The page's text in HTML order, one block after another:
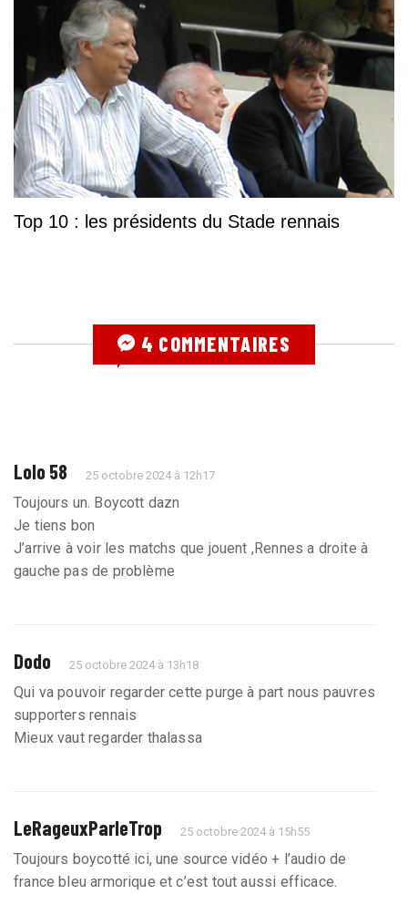
Top 10 : les présidents du Stade rennais
4 COMMENTAIRES
Lolo 58 25 octobre 2024 à 12h17
Toujours un. Boycott dazn
Je tiens bon
J’arrive à voir les matchs que jouent ,Rennes a droite à
gauche pas de problème
Dodo 25 octobre 2024 à 13h18
Qui va pouvoir regarder cette purge à part nous pauvres
supporters rennais
Mieux vaut regarder thalassa
LeRageuxParleTrop 25 octobre 2024 à 15h55
Toujours boycotté ici, une source vidéo + l’audio de
france bleu armorique et c’est tout aussi efficace.